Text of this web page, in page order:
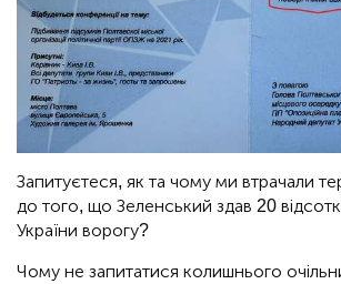
Запитуєтеся, як та чому ми втрачали
до того, що Зеленський здав 20
України ворогу?
Чому не запитатися колишнього